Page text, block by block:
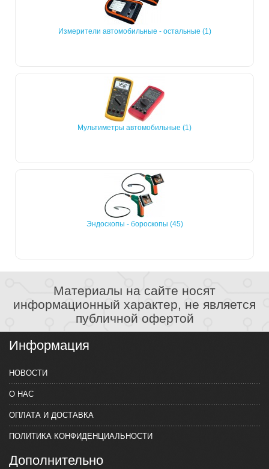
Измерители автомобильные - остальные (1)
Мультиметры автомобильные (1)
Эндоскопы - бороскопы (45)
Материалы на сайте носят
информационный характер, не является
публичной офертой
Информация
НОВОСТИ
О НАС
ОПЛАТА И ДОСТАВКА
ПОЛИТИКА КОНФИДЕНЦИАЛЬНОСТИ
Дополнительно